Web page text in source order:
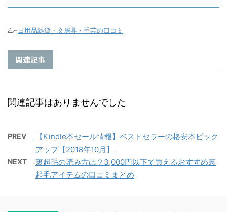
-日用品雑貨・文房具・手芸の口コミ
関連記事
関連記事はありませんでした
PREV
【Kindle本セール情報】ベストセラーの格安本ピック
アップ【2018年10月】
NEXT
裏起毛の読み方は？3,000円以下で買えるおすすめ裏
起毛アイテムの口コミまとめ